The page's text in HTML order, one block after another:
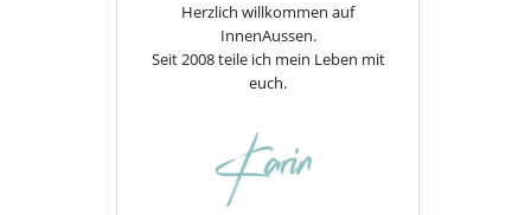
Herzlich willkommen auf
InnenAussen.
Seit 2008 teile ich mein Leben mit
euch.